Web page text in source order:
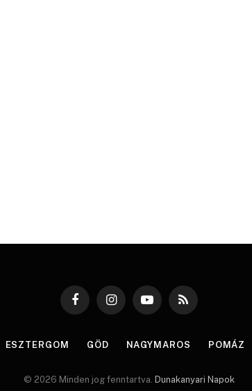
FacebookInstagramYouTubeRSS
ESZTERGOM GÖD NAGYMAROS POMÁZ
© 2026 Minden jog fenntartva. Dunakanyari Napok